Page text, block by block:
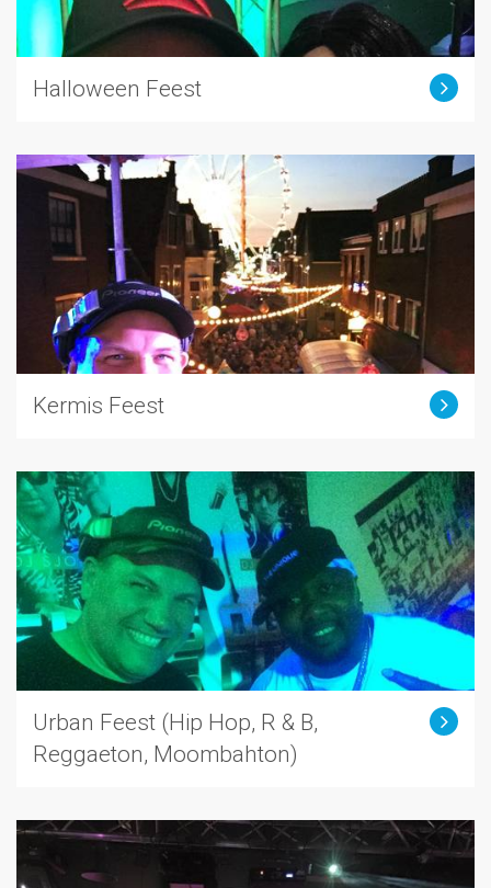
Halloween Feest
Kermis Feest
Urban Feest (Hip Hop, R & B,
Reggaeton, Moombahton)